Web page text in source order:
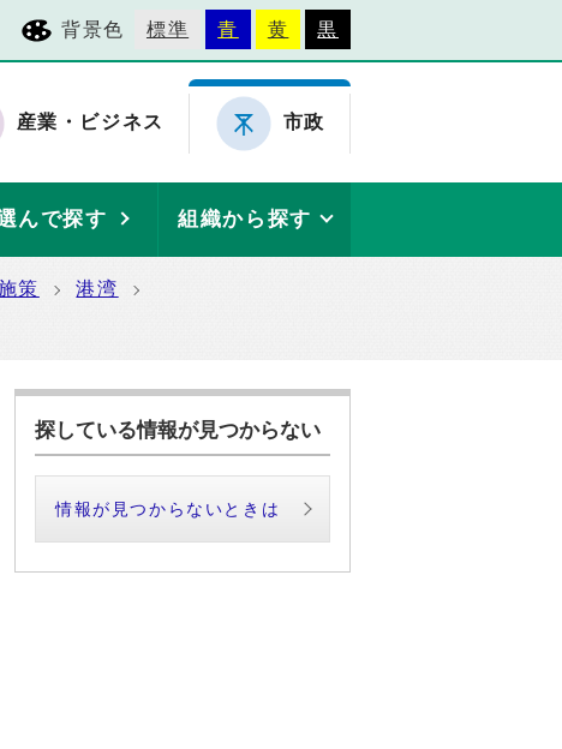
背景色 標準 青 黄 黒
産業・ビジネス 市政
んで探す 組織から探す
策
港湾
探している情報が見つからない
情報が見つからないときは